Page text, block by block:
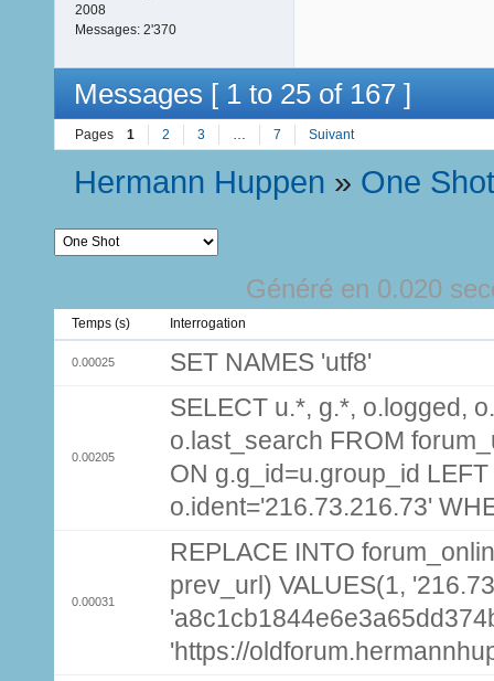
2008
Messages: 2'370
Messages [ 1 to 25 of 167 ]
Pages 1 2 3 7 Suivant
Hermann Huppen » One
Généré en 0.020
Temps (s) Interrogation
0.00025 SET NAMES 'utf8'
0.00205
SELECT u.*, g.*, o.logged,
o.last_search FROM
ON g.g_id=u.group_id
o.ident='216.73.216.73'
0.00031
REPLACE INTO
prev_url) VALUES(1,
'https://